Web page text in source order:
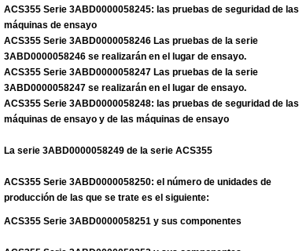
ACS355 Serie 3ABD0000058245: las pruebas de seguridad de las
máquinas de ensayo
ACS355 Serie 3ABD0000058246 Las pruebas de la serie
3ABD0000058246 se realizarán en el lugar de ensayo.
ACS355 Serie 3ABD0000058247 Las pruebas de la serie
3ABD0000058247 se realizarán en el lugar de ensayo.
ACS355 Serie 3ABD0000058248: las pruebas de seguridad de las
máquinas de ensayo y de las máquinas de ensayo
La serie 3ABD0000058249 de la serie ACS355
ACS355 Serie 3ABD0000058250: el número de unidades de
producción de las que se trate es el siguiente:
ACS355 Serie 3ABD0000058251 y sus componentes